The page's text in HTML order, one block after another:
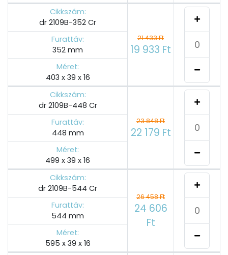
Cikkszám:
dr 2109B-352 Cr
21 433 Ft
19 933 Ft
Furattáv:
352 mm
Méret:
403 x 39 x 16
Cikkszám:
dr 2109B-448 Cr
23 848 Ft
22 179 Ft
Furattáv:
448 mm
Méret:
499 x 39 x 16
Cikkszám:
dr 2109B-544 Cr
26 458 Ft
24 606
Ft
Furattáv:
544 mm
Méret:
595 x 39 x 16